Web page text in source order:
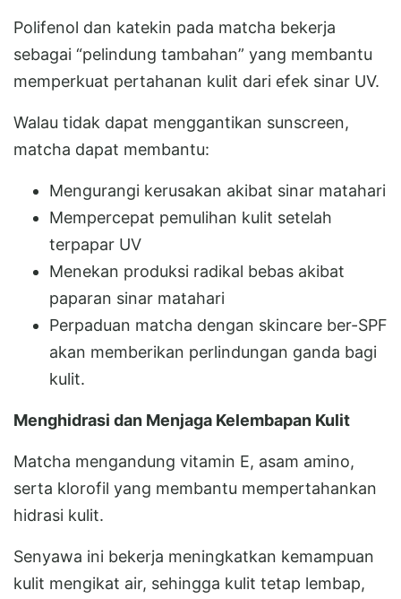
Polifenol dan katekin pada matcha bekerja
sebagai “pelindung tambahan” yang membantu
memperkuat pertahanan kulit dari efek sinar UV.
Walau tidak dapat menggantikan sunscreen,
matcha dapat membantu:
Mengurangi kerusakan akibat sinar matahari
Mempercepat pemulihan kulit setelah
terpapar UV
Menekan produksi radikal bebas akibat
paparan sinar matahari
Perpaduan matcha dengan skincare ber-SPF
akan memberikan perlindungan ganda bagi
kulit.
Menghidrasi dan Menjaga Kelembapan Kulit
Matcha mengandung vitamin E, asam amino,
serta klorofil yang membantu mempertahankan
hidrasi kulit.
Senyawa ini bekerja meningkatkan kemampuan
kulit mengikat air, sehingga kulit tetap lembap,